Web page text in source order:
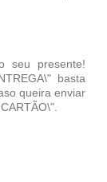
seu presente!
basta
queira enviar